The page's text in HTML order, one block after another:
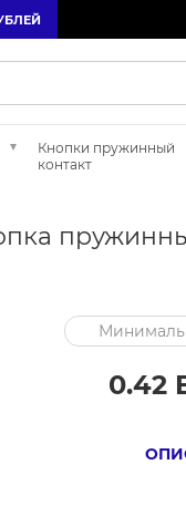
Кнопки пружинный
контакт
0.42